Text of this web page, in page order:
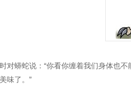
对蟒蛇说：“你看你缠着我们身体也
味了。”